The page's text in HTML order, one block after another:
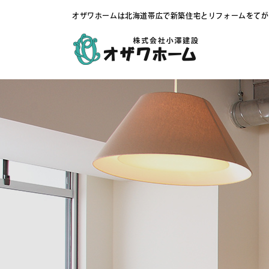
オザワホームは北海道帯広で新築住宅とリフォームをて